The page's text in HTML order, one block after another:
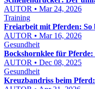
AUTOR • Mar 24, 2026
Training
Freiarbeit mit Pferden: So
AUTOR • Mar 16, 2026
Gesundheit
Bockshornklee für
AUTOR • Dec 08, 2025
Gesundheit
Kreuzbandriss beim